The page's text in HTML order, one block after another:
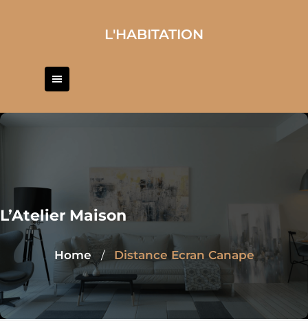
L'HABITATION
L’Atelier Maison
Home / Distance Ecran Canape